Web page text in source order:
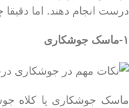
درست انجام دهند. اما دقیقا
۱-ماسک جوشکاری
ماسک جوشکاری یا کلاه